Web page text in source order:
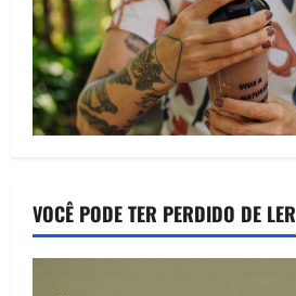
VOCÊ PODE TER PERDIDO DE LER